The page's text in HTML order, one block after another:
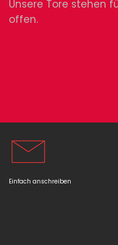
Unsere Tore stehen
offen.
Einfach anschreiben